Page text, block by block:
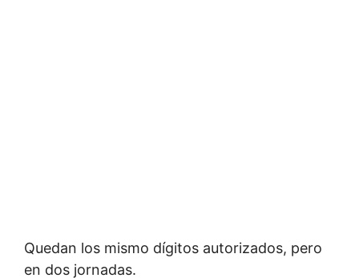
Quedan los mismo dígitos autorizados, pero
en dos jornadas.